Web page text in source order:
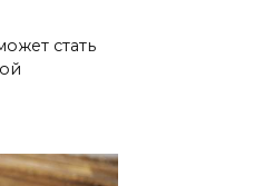
стать